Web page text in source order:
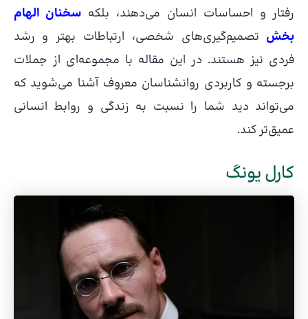
رفتار و احساسات انسان می‌دهند، بلکه سخنان الهام‌
بخش تصمیم‌گیری‌های شخصی، ارتباطات بهتر و رشد
فردی نیز هستند. در این مقاله با مجموعه‌ای از جملات
برجسته و کاربردی روانشناسان معروف آشنا می‌شوید که
می‌تواند دید شما را نسبت به زندگی و روابط انسانی
عمیق‌تر کند.
کارل یونگ